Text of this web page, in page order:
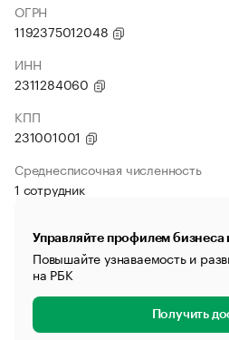
ОГРН
1192375012048
ИНН
2311284060
КПП
231001001
Среднесписочная численность
1 сотрудник
Управляйте профилем бизнеса
Повышайте узнаваемость и
на РБК
Получить